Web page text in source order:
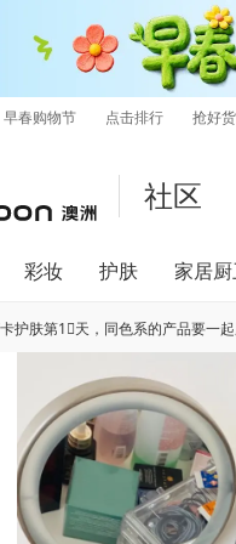
早春购物节 点击排行 抢好货
社区
彩妆 护肤 家居
护肤第1⃣️天，同色系的产品要一